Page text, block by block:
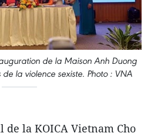
de la Maison Anh Duong
la violence sexiste. Photo : VNA
la KOICA Vietnam Cho